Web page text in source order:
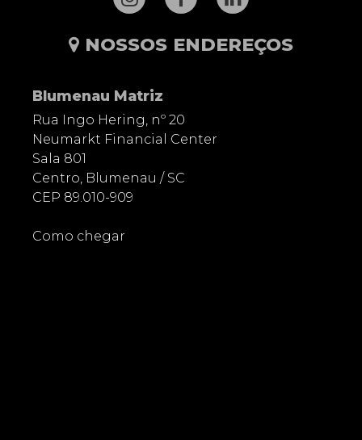
NOSSOS ENDEREÇOS
Blumenau Matriz
Rua Ingo Hering, nº 20
Neumarkt Financial Center
Sala 801
Centro, Blumenau / SC
CEP 89.010-909
Como chegar